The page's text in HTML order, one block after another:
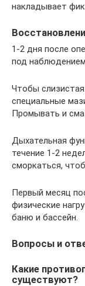
накладывает
1-2 дня после
под
Чтобы
специальные
Промывать и
Дыхательная
течение 1-2
сморкаться,
Первый месяц
физические
баню и бассейн.
Вопросы и
Какие
существуют?